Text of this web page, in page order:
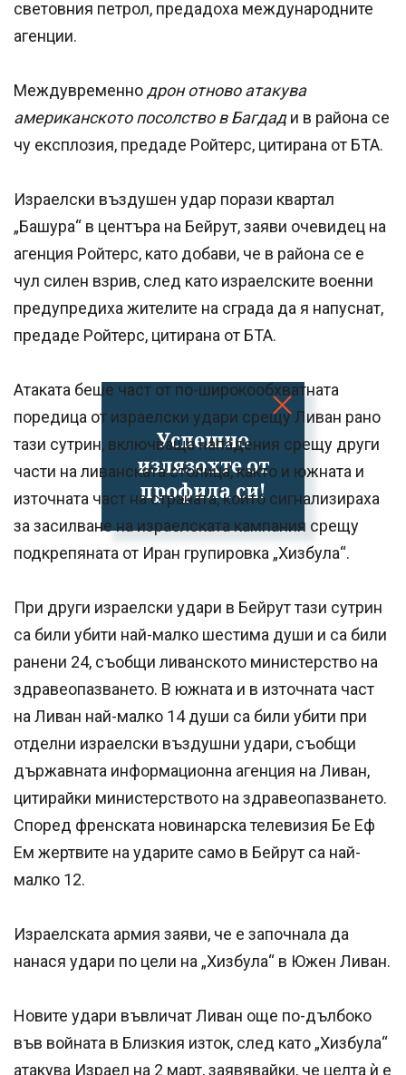
Успешно
излязохте от
профила си!
световния петрол, предадоха международните
агенции.
Междувременнодрон отново атакува
американското посолство в Багдади в района се
чу експлозия, предаде Ройтерс, цитирана от БТА.
Израелски въздушен удар порази квартал
„Башура“ в центъра на Бейрут, заяви очевидец на
агенция Ройтерс, като добави, че в района се е
чул силен взрив, след като израелските военни
предупредиха жителите на сграда да я напуснат,
предаде Ройтерс, цитирана от БТА.
Атаката беше част от по-широкообхватната
поредица от израелски удари срещу Ливан рано
тази сутрин, включваща нападения срещу други
части на ливанската столица, както и южната и
източната част на страната, които сигнализираха
за засилване на израелската кампания срещу
подкрепяната от Иран групировка „Хизбула“.
При други израелски удари в Бейрут тази сутрин
са били убити най-малко шестима души и са били
ранени 24, съобщи ливанското министерство на
здравеопазването. В южната и в източната част
на Ливан най-малко 14 души са били убити при
отделни израелски въздушни удари, съобщи
държавната информационна агенция на Ливан,
цитирайки министерството на здравеопазването.
Според френската новинарска телевизия Бе Еф
Ем жертвите на ударите само в Бейрут са най-
малко 12.
Израелската армия заяви, че е започнала да
нанася удари по цели на „Хизбула“ в Южен Ливан.
Новите удари въвличат Ливан още по-дълбоко
във войната в Близкия изток, след като „Хизбула“
атакува Израел на 2 март, заявявайки, че целта ѝ е